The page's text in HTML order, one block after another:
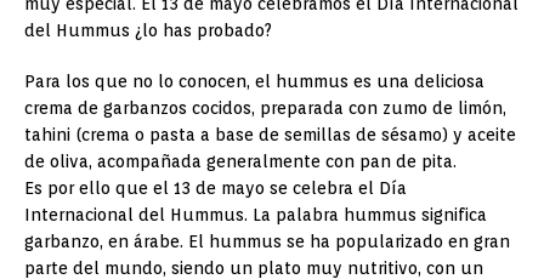
del Hummus ¿lo has probado?
Para los que no lo conocen, el hummus es una deliciosa
crema de garbanzos cocidos, preparada con zumo de limón,
tahini (crema o pasta a base de semillas de sésamo) y aceite
de oliva, acompañada generalmente con pan de pita.
Es por ello que el 13 de mayo se celebra el Día
Internacional del Hummus. La palabra hummus significa
garbanzo, en árabe. El hummus se ha popularizado en gran
parte del mundo, siendo un plato muy nutritivo, con un